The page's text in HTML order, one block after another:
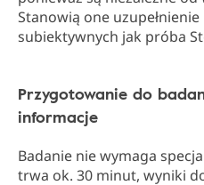
Stanowią one
subiektywnych jak próba
Przygotowanie do
informacje
Badanie nie wymaga
trwa ok. 30 minut, wyniki